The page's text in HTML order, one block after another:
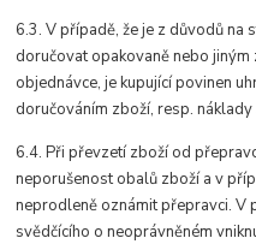
6.3. V případě, že je z důvodů na
doručovat opakovaně nebo
objednávce, je kupující povinen
doručováním zboží, resp.
6.4. Při převzetí zboží od
neporušenost obalů zboží a v
neprodleně oznámit přepravci. V
svědčícího o neoprávněném